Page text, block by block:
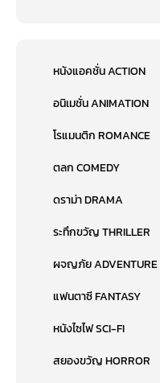
หนังแอคชั่น ACTION
อนิเมชั่น ANIMATION
โรแมนติก ROMANCE
ตลก COMEDY
ดราม่า DRAMA
ระทึกขวัญ THRILLER
ผจญภัย ADVENTURE
แฟนตาซี FANTASY
หนังไซไฟ SCI-FI
สยองขวัญ HORROR